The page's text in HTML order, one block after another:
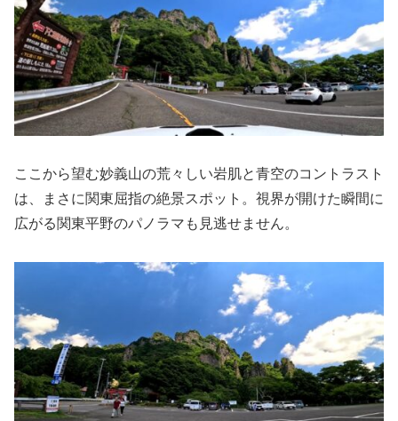
ここから望む妙義山の荒々しい岩肌と青空のコントラスト
は、まさに関東屈指の絶景スポット。視界が開けた瞬間に
広がる関東平野のパノラマも見逃せません。